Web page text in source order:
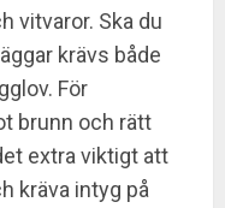
vitvaror. Ska du
krävs både
För
brunn och rätt
extra viktigt att
kräva intyg på